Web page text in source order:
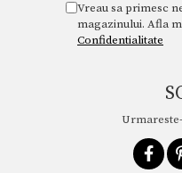
Vreau sa primesc
magazinului. Afla
Confidentialitate